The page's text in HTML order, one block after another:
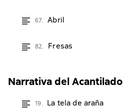
67. Abril
82. Fresas
Narrativa del Acantilado
19. La tela de araña